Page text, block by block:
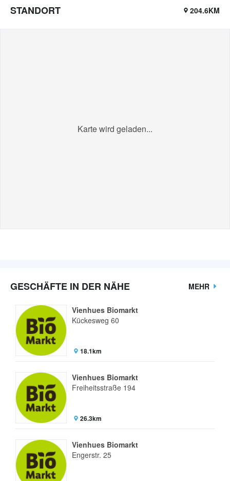
STANDORT 204.6KM
Karte wird geladen...
GESCHÄFTE IN DER NÄHE MEHR
Vienhues Biomarkt
Kückesweg 60
18.1km
Vienhues Biomarkt
Freiheitsstraße 194
26.3km
Vienhues Biomarkt
Engerstr. 25